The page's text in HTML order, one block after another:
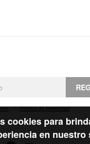
cookies para
en nuestro
y laPolítica de privacidad.